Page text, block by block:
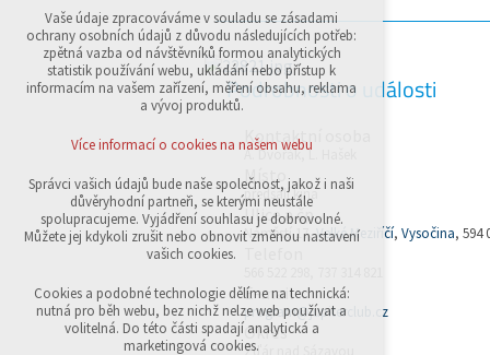
Podrobnosti o události
Kontaktní osoba
A. Dvořák, L. Hašek
Místo
předsálí kina
Ulice a čp.
Náměstí 17,Velké Meziříčí, Vysočina, 594
E-mail
program@jupiterclub.cz
Okres
Žďár nad Sázavou
Technická cookies
nutná pro provozování webu
udržení kontextu stránek (session): případná
přihlášení, volby jazyka, apod.
analytická pro anonymizované vyhodnocení
návštěvnosti
marketingová cookies (Google,Sklik)
Více informací o cookies na našem webu
Přijmout všechny cookies
Odmítnout vše
Vaše údaje zpracováváme v souladu se zásadami
ochrany osobních údajů z důvodu následujících potřeb:
zpětná vazba od návštěvníků formou analytických
statistik používání webu, ukládání nebo přístup k
informacím na vašem zařízení, měření obsahu, reklama
a vývoj produktů.
Více informací o cookies na našem webu
Správci vašich údajů bude naše společnost, jakož i naši
důvěryhodní partneři, se kterými neustále
spolupracujeme. Vyjádření souhlasu je dobrovolné.
Můžete jej kdykoli zrušit nebo obnovit změnou nastavení
vašich cookies.
Cookies a podobné technologie dělíme na technická:
nutná pro běh webu, bez nichž nelze web používat a
volitelná. Do této části spadají analytická a
marketingová cookies.